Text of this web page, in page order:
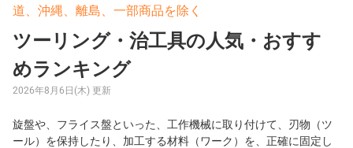
道、沖縄、離島、一部商品を除く
ツーリング・治工具の人気・おすす
めランキング
2026年8月6日(木) 更新
旋盤や、フライス盤といった、工作機械に取り付けて、刃物（ツ
ール）を保持したり、加工する材料（ワーク）を、正確に固定し